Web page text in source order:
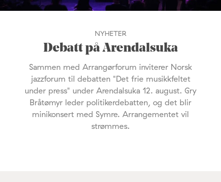
NYHETER
Debatt på Arendalsuka
Sammen med Arrangørforum inviterer Norsk
jazzforum til debatten "Det frie musikkfeltet
under press" under Arendalsuka 12. august. Gry
Bråtømyr leder politikerdebatten, og det blir
minikonsert med Symre. Arrangementet vil
strømmes.